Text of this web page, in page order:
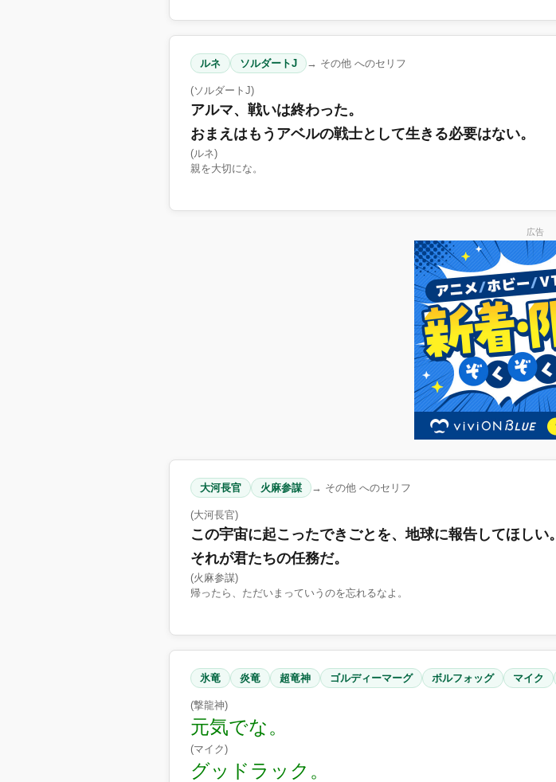
ルネ ソルダートJ → その他 へのセリフ
(ソルダートJ)
アルマ、戦いは終わった。
おまえはもうアベルの戦士として生きる必要はない。
(ルネ)
親を大切にな。
広告
大河長官 火麻参謀 → その他 へのセリフ
(大河長官)
この宇宙に起こったできごとを、地球に報告してほしい。
それが君たちの任務だ。
(火麻参謀)
帰ったら、ただいまっていうのを忘れるなよ。
氷竜 炎竜 超竜神 ゴルディーマーグ ボルフォッグ マイク
(撃龍神)
元気でな。
(マイク)
グッドラック。